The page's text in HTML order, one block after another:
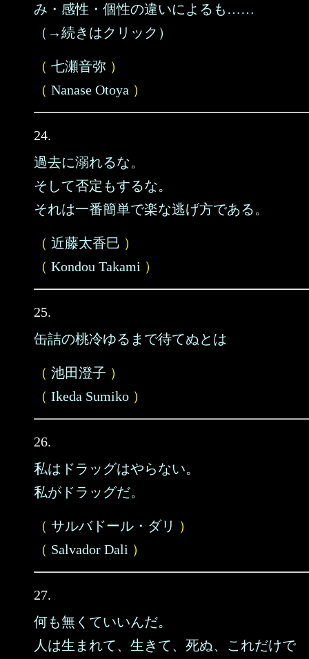
み・感性・個性の違いによるも……
（→続きはクリック）
（ 七瀬音弥 ）
（ Nanase Otoya ）
24.
過去に溺れるな。
そして否定もするな。
それは一番簡単で楽な逃げ方である。
（ 近藤太香巳 ）
（ Kondou Takami ）
25.
缶詰の桃冷ゆるまで待てぬとは
（ 池田澄子 ）
（ Ikeda Sumiko ）
26.
私はドラッグはやらない。
私がドラッグだ。
（ サルバドール・ダリ ）
（ Salvador Dali ）
27.
何も無くていいんだ。
人は生まれて、生きて、死ぬ、これだけで